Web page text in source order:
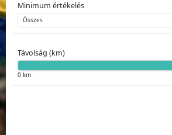
Minimum értékelés
Távolság (km)
0 km